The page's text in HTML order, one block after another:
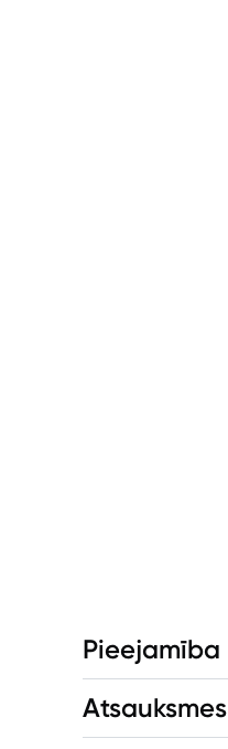
Pieejamība
Atsauksmes